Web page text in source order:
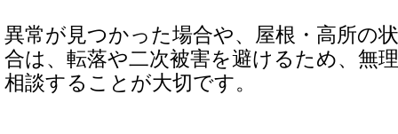
異常が見つかった場合や、屋根・高所の
合は、転落や二次被害を避けるため、無
相談することが大切です。